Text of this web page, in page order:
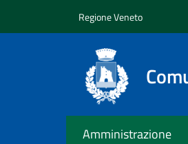
Regione Veneto
Amministrazione